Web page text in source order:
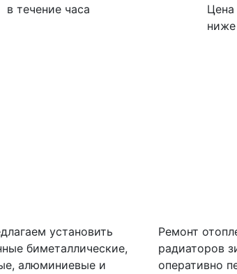
в течение часа
Цена
установить
биметаллические,
алюминиевые и
Ремонт
радиаторов
оперативно